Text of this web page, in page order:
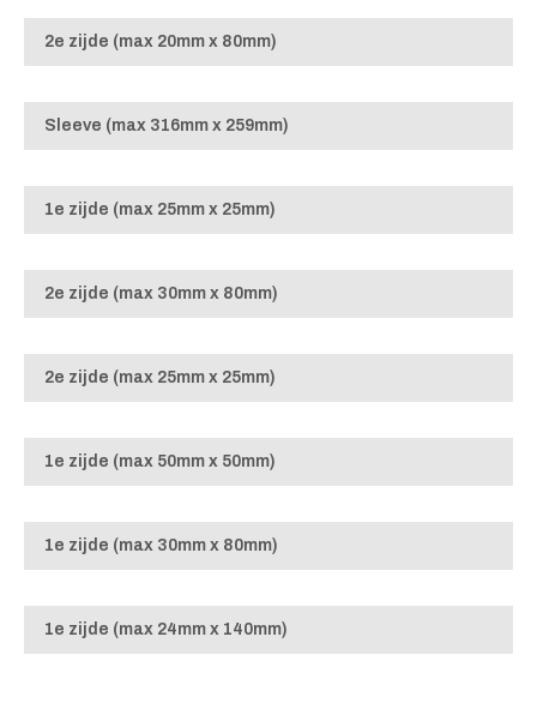
2e zijde (max 20mm x 80mm)
Sleeve (max 316mm x 259mm)
1e zijde (max 25mm x 25mm)
2e zijde (max 30mm x 80mm)
2e zijde (max 25mm x 25mm)
1e zijde (max 50mm x 50mm)
1e zijde (max 30mm x 80mm)
1e zijde (max 24mm x 140mm)